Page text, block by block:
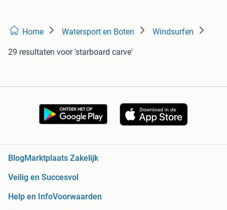
Home Watersport en Boten Windsurfen
29 resultaten voor 'starboard carve'
BlogMarktplaats Zakelijk
Veilig en Succesvol
Help en InfoVoorwaarden